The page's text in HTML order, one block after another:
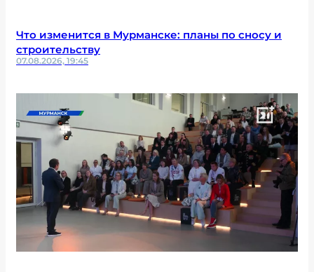
Что изменится в Мурманске: планы по сносу и
строительству
07.08.2026, 19:45